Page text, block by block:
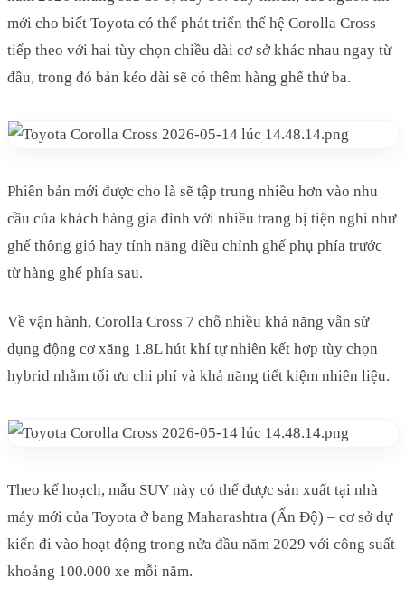
mới cho biết Toyota có thể phát triển thế hệ Corolla Cross
tiếp theo với hai tùy chọn chiều dài cơ sở khác nhau ngay từ
đầu, trong đó bản kéo dài sẽ có thêm hàng ghế thứ ba.
Phiên bản mới được cho là sẽ tập trung nhiều hơn vào nhu
cầu của khách hàng gia đình với nhiều trang bị tiện nghi như
ghế thông gió hay tính năng điều chỉnh ghế phụ phía trước
từ hàng ghế phía sau.
Về vận hành, Corolla Cross 7 chỗ nhiều khả năng vẫn sử
dụng động cơ xăng 1.8L hút khí tự nhiên kết hợp tùy chọn
hybrid nhằm tối ưu chi phí và khả năng tiết kiệm nhiên liệu.
Theo kế hoạch, mẫu SUV này có thể được sản xuất tại nhà
máy mới của Toyota ở bang Maharashtra (Ấn Độ) – cơ sở dự
kiến đi vào hoạt động trong nửa đầu năm 2029 với công suất
khoảng 100.000 xe mỗi năm.